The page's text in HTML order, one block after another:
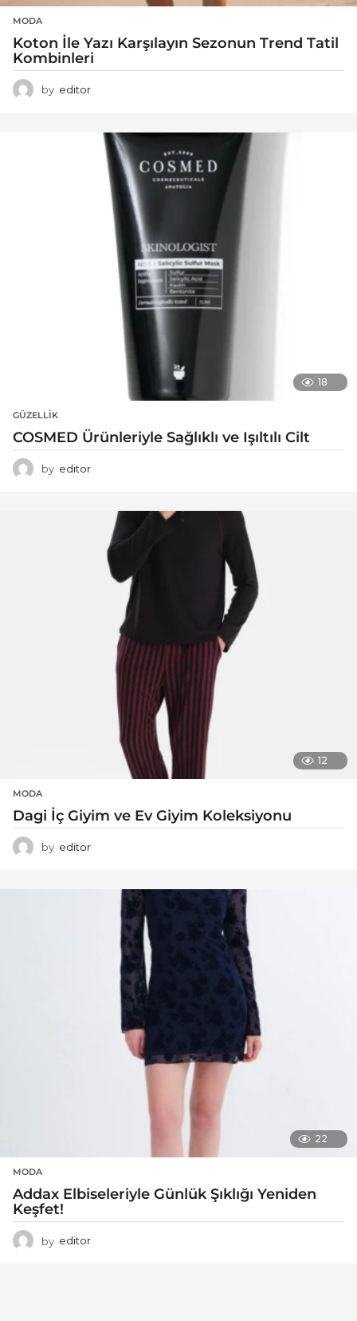
MODA
Koton İle Yazı Karşılayın Sezonun Trend Tatil
Kombinleri
by editor
18
GÜZELLIK
COSMED Ürünleriyle Sağlıklı ve Işıltılı Cilt
by editor
12
MODA
Dagi İç Giyim ve Ev Giyim Koleksiyonu
by editor
22
MODA
Addax Elbiseleriyle Günlük Şıklığı Yeniden
Keşfet!
by editor